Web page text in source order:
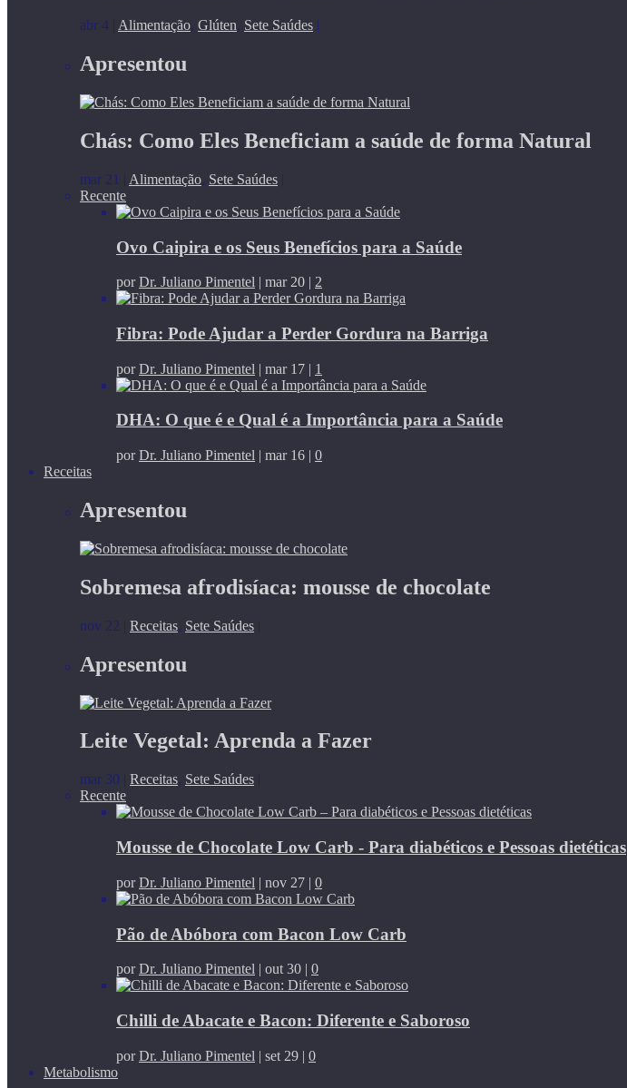
abr 4 | Alimentação, Glúten, Sete Saúdes |
Apresentou
Chás: Como Eles Beneficiam a saúde de forma Natural
mar 21 | Alimentação, Sete Saúdes |
Recente
Ovo Caipira e os Seus Benefícios para a Saúde
porDr. Juliano Pimentel | mar 20 | 2
Fibra: Pode Ajudar a Perder Gordura na Barriga
porDr. Juliano Pimentel | mar 17 | 1
DHA: O que é e Qual é a Importância para a Saúde
porDr. Juliano Pimentel | mar 16 | 0
Receitas
Apresentou
Sobremesa afrodisíaca: mousse de chocolate
nov 22 | Receitas, Sete Saúdes |
Apresentou
Leite Vegetal: Aprenda a Fazer
mar 30 | Receitas, Sete Saúdes |
Recente
Mousse de Chocolate Low Carb - Para diabéticos e Pessoas dietéticas
porDr. Juliano Pimentel | nov 27 | 0
Pão de Abóbora com Bacon Low Carb
porDr. Juliano Pimentel | out 30 | 0
Chilli de Abacate e Bacon: Diferente e Saboroso
porDr. Juliano Pimentel | set 29 | 0
Metabolismo